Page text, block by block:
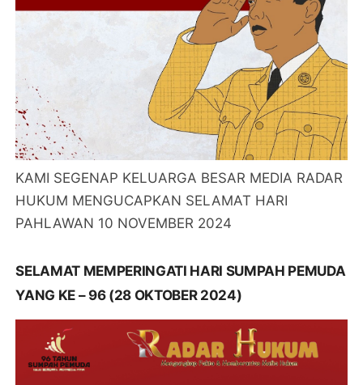
KAMI SEGENAP KELUARGA BESAR MEDIA RADAR
HUKUM MENGUCAPKAN SELAMAT HARI
PAHLAWAN 10 NOVEMBER 2024
SELAMAT MEMPERINGATI HARI SUMPAH PEMUDA
YANG KE – 96 (28 OKTOBER 2024)